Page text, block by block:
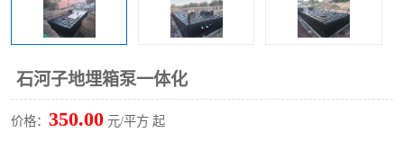
石河子地埋箱泵一体化
价格： 350.00 元/平方 起